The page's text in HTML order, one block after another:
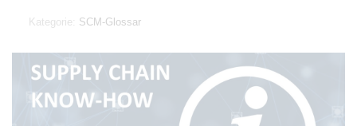
Kategorie: SCM-Glossar